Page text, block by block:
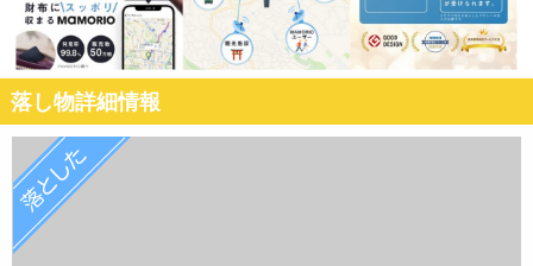
落し物詳細情報